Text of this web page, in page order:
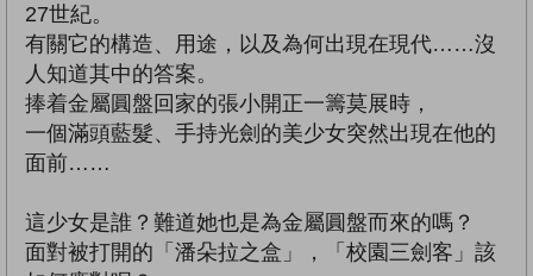
27世紀。
有關它的構造、用途，以及為何出現在現代……沒
人知道其中的答案。
捧着金屬圓盤回家的張小開正一籌莫展時，
一個滿頭藍髮、手持光劍的美少女突然出現在他的
面前……
這少女是誰？難道她也是為金屬圓盤而來的嗎？
面對被打開的「潘朵拉之盒」，「校園三劍客」該